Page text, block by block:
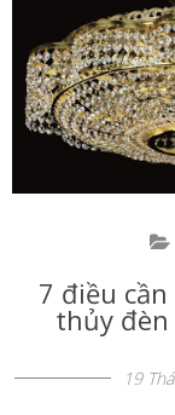
7 điều
thủy đèn
19